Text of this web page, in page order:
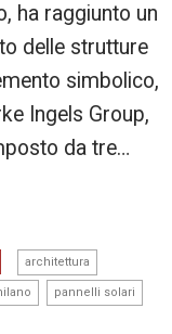
ha raggiunto un
delle strutture
simbolico,
Ingels Group,
da tre…
architettura
pannelli solari